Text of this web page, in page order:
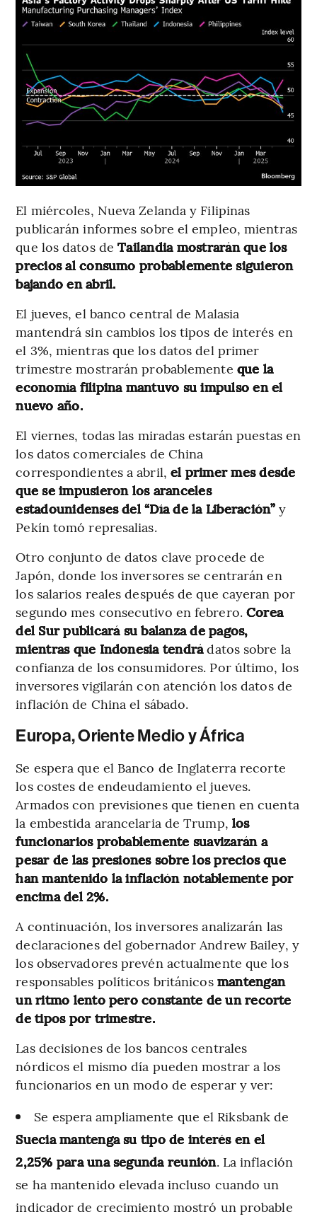
El miércoles, Nueva Zelanda y Filipinas
publicarán informes sobre el empleo, mientras
que los datos de Tailandia mostrarán que los
precios al consumo probablemente siguieron
bajando en abril.
El jueves, el banco central de Malasia
mantendrá sin cambios los tipos de interés en
el 3%, mientras que los datos del primer
trimestre mostrarán probablemente que la
economía filipina mantuvo su impulso en el
nuevo año.
El viernes, todas las miradas estarán puestas en
los datos comerciales de China
correspondientes a abril, el primer mes desde
que se impusieron los aranceles
estadounidenses del “Día de la Liberación”y
Pekín tomó represalias.
Otro conjunto de datos clave procede de
Japón, donde los inversores se centrarán en
los salarios reales después de que cayeran por
segundo mes consecutivo en febrero. Corea
del Sur publicará su balanza de pagos,
mientras que Indonesia tendrádatos sobre la
confianza de los consumidores. Por último, los
inversores vigilarán con atención los datos de
inflación de China el sábado.
Europa, Oriente Medio y África
Se espera que el Banco de Inglaterra recorte
los costes de endeudamiento el jueves.
Armados con previsiones que tienen en cuenta
la embestida arancelaria de Trump, los
funcionarios probablemente suavizarán a
pesar de las presiones sobre los precios que
han mantenido la inflación notablemente por
encima del 2%.
A continuación, los inversores analizarán las
declaraciones del gobernador Andrew Bailey, y
los observadores prevén actualmente que los
responsables políticos británicosmantengan
un ritmo lento pero constante de un recorte
de tipos por trimestre.
Las decisiones de los bancos centrales
nórdicos el mismo día pueden mostrar a los
funcionarios en un modo de esperar y ver:
Se espera ampliamente que el Riksbank de
Suecia mantenga su tipo de interés en el
2,25% para una segunda reunión. La inflación
se ha mantenido elevada incluso cuando un
indicador de crecimiento mostró un probable